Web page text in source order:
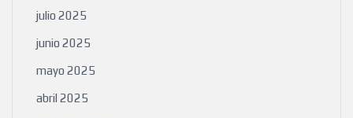
julio 2025
junio 2025
mayo 2025
abril 2025